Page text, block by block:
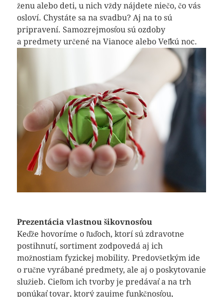
ženu alebo deti, u nich vždy nájdete niečo, čo vás
osloví. Chystáte sa na svadbu? Aj na to sú
pripravení. Samozrejmosťou sú ozdoby
a predmety určené na Vianoce alebo Veľkú noc.
Prezentácia vlastnou šikovnosťou
Keďže hovoríme o ľuďoch, ktorí sú zdravotne
postihnutí, sortiment zodpovedá aj ich
možnostiam fyzickej mobility. Predovšetkým ide
o ručne vyrábané predmety, ale aj o poskytovanie
služieb. Cieľom ich tvorby je predávať a na trh
ponúkať tovar, ktorý zaujme funkčnosťou,